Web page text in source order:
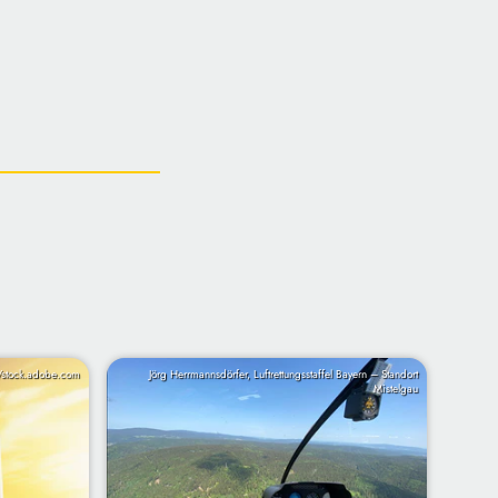
Jörg Herrmannsdörfer, Luftrettungsstaffel Bayern – Standort
Mistelgau